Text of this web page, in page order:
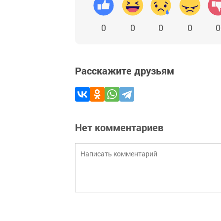
0 0 0 0 0
Расскажите друзьям
Нет комментариев